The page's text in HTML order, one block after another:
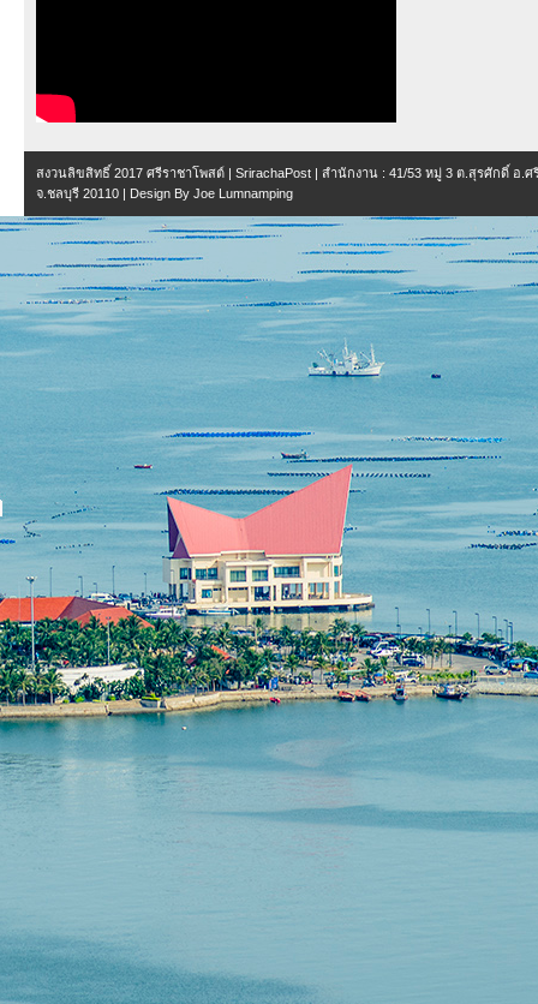
สงวนลิขสิทธิ์ 2017 ศรีราชาโพสต์ | SrirachaPost | สำนักงาน : 41/53 หมู่ 3 ต.สุรศักดิ์ อ.ศ
จ.ชลบุรี 20110 | Design By Joe Lumnamping